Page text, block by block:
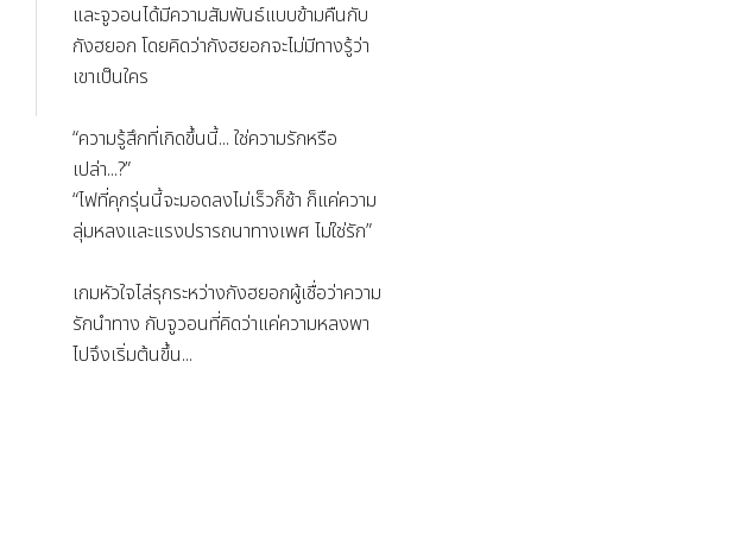
และจูวอนได้มีความสัมพันธ์แบบข้ามคืนกับ
กังฮยอก โดยคิดว่ากังฮยอกจะไม่มีทางรู้ว่า
เขาเป็นใคร
“ความรู้สึกที่เกิดขึ้นนี้... ใช่ความรักหรือ
เปล่า...?”
“ไฟที่คุกรุ่นนี้จะมอดลงไม่เร็วก็ช้า ก็แค่ความ
ลุ่มหลงและแรงปรารถนาทางเพศ ไม่ใช่รัก”
เกมหัวใจไล่รุกระหว่างกังฮยอกผู้เชื่อว่าความ
รักนำทาง กับจูวอนที่คิดว่าแค่ความหลงพา
ไปจึงเริ่มต้นขึ้น...